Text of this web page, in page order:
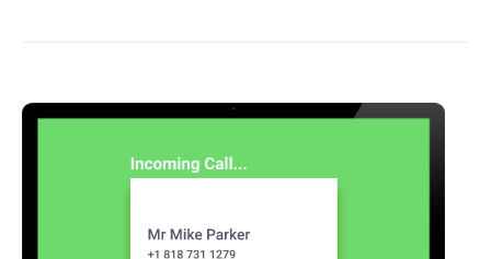
Dansk
English
Cookie-Erklärung